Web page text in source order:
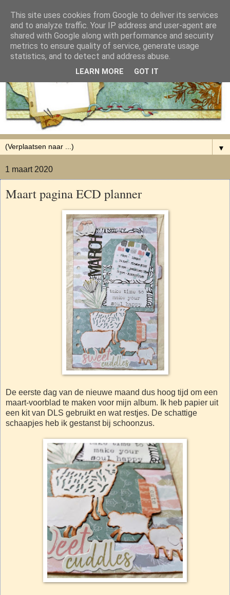
▼
1 maart 2020
Maart pagina ECD planner
De eerste dag van de nieuwe maand dus hoog tijd om een
maart-voorblad te maken voor mijn album. Ik heb papier uit
een kit van DLS gebruikt en wat restjes. De schattige
schaapjes heb ik gestanst bij schoonzus.
This site uses cookies from Google to deliver its services
and to analyze traffic. Your IP address and user-agent are
shared with Google along with performance and security
metrics to ensure quality of service, generate usage
statistics, and to detect and address abuse.
LEARN MORE GOT IT